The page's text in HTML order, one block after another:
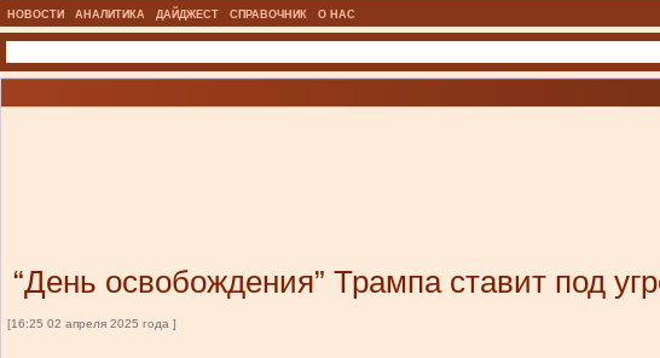
НОВОСТИ АНАЛИТИКА ДАЙДЖЕСТ СПРАВОЧНИК О НАС
“День освобождения” Трампа ставит под
[16:25 02 апреля 2025 года ]